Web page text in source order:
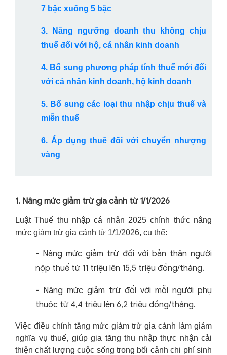
7 bậc xuống 5 bậc
3. Nâng ngưỡng doanh thu không chịu
thuế đối với hộ, cá nhân kinh doanh
4. Bổ sung phương pháp tính thuế mới đối
với cá nhân kinh doanh, hộ kinh doanh
5. Bổ sung các loại thu nhập chịu thuế và
miễn thuế
6. Áp dụng thuế đối với chuyển nhượng
vàng
1. Nâng mức giảm trừ gia cảnh từ 1/1/2026
Luật Thuế thu nhập cá nhân 2025 chính thức nâng
mức giảm trừ gia cảnh từ 1/1/2026, cụ thể:
- Nâng mức giảm trừ đối với bản thân người
nộp thuế từ 11 triệu lên 15,5 triệu đồng/tháng.
- Nâng mức giảm trừ đối với mỗi người phụ
thuộc từ 4,4 triệu lên 6,2 triệu đồng/tháng.
Việc điều chỉnh tăng mức giảm trừ gia cảnh làm giảm
nghĩa vụ thuế, giúp gia tăng thu nhập thực nhận cải
thiện chất lượng cuộc sống trong bối cảnh chi phí sinh